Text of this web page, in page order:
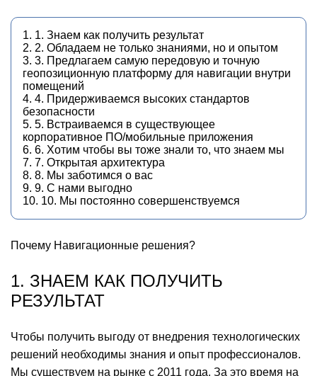
1. 1. Знаем как получить результат
2. 2. Обладаем не только знаниями, но и опытом
3. 3. Предлагаем самую передовую и точную
геопозиционную платформу для навигации внутри
помещений
4. 4. Придерживаемся высоких стандартов
безопасности
5. 5. Встраиваемся в существующее
корпоративное ПО/мобильные приложения
6. 6. Хотим чтобы вы тоже знали то, что знаем мы
7. 7. Открытая архитектура
8. 8. Мы заботимся о вас
9. 9. С нами выгодно
10. 10. Мы постоянно совершенствуемся
Почему Навигационные решения?
1. ЗНАЕМ КАК ПОЛУЧИТЬ
РЕЗУЛЬТАТ
Чтобы получить выгоду от внедрения технологических
решений необходимы знания и опыт профессионалов.
Мы существуем на рынке с 2011 года. За это время на